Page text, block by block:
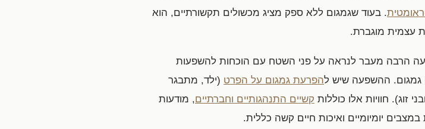
. בעוד שגמגום ללא ספק מציג מכשולים תקשורתיים, הוא
עצמית מוגברת.
הרבה מעבר לנראה על פני השטח עם הוכחות להשפעות
גמגום. ההשפעה שיש להפרעת גמגום על הפרט (ילד, מתבגר
זוג). חוויות אלו כוללות קשיים התנהגותיים וחברתיים, מודעות
יומיומיים ואיכות חיים קשה כללית.